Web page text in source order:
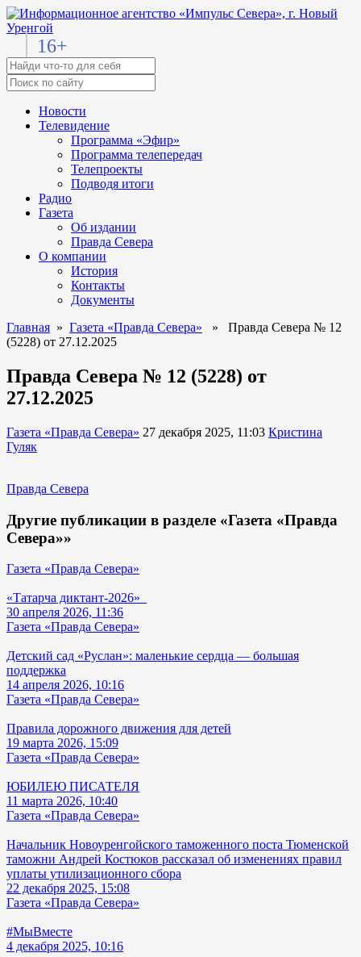
16+
Новости
Телевидение
Программа «Эфир»
Программа телепередач
Телепроекты
Подводя итоги
Радио
Газета
Об издании
Правда Севера
О компании
История
Контакты
Документы
Главная » Газета «Правда Севера» » Правда Севера № 12
(5228) от 27.12.2025
Правда Севера № 12 (5228) от
27.12.2025
Газета «Правда Севера» 27 декабря 2025, 11:03 Кристина
Гуляк
Правда Севера
Другие публикации в разделе «Газета «Правда
Севера»»
Газета «Правда Севера»
«Татарча диктант-2026»
30 апреля 2026, 11:36
Газета «Правда Севера»
Детский сад «Руслан»: маленькие сердца — большая
поддержка
14 апреля 2026, 10:16
Газета «Правда Севера»
Правила дорожного движения для детей
19 марта 2026, 15:09
Газета «Правда Севера»
ЮБИЛЕЮ ПИСАТЕЛЯ
11 марта 2026, 10:40
Газета «Правда Севера»
Начальник Новоуренгойского таможенного поста Тюменской
таможни Андрей Костюков рассказал об изменениях правил
уплаты утилизационного сбора
22 декабря 2025, 15:08
Газета «Правда Севера»
#МыВместе
4 декабря 2025, 10:16